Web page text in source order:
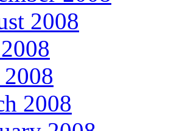
2008
2008